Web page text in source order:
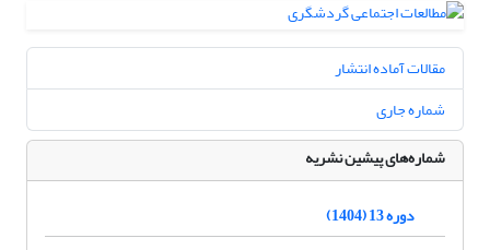
مقالات آماده انتشار
شماره جاری
شماره‌های پیشین نشریه
دوره 13 (1404)